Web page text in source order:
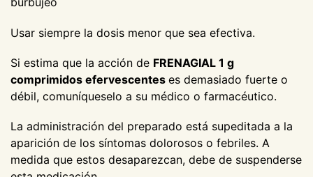
Usar siempre la dosis menor que sea efectiva.
Si estima que la acción de FRENAGIAL 1 g
comprimidos efervescentes es demasiado fuerte o
débil, comuníqueselo a su médico o farmacéutico.
La administración del preparado está supeditada a la
aparición de los síntomas dolorosos o febriles. A
medida que estos desaparezcan, debe de suspenderse